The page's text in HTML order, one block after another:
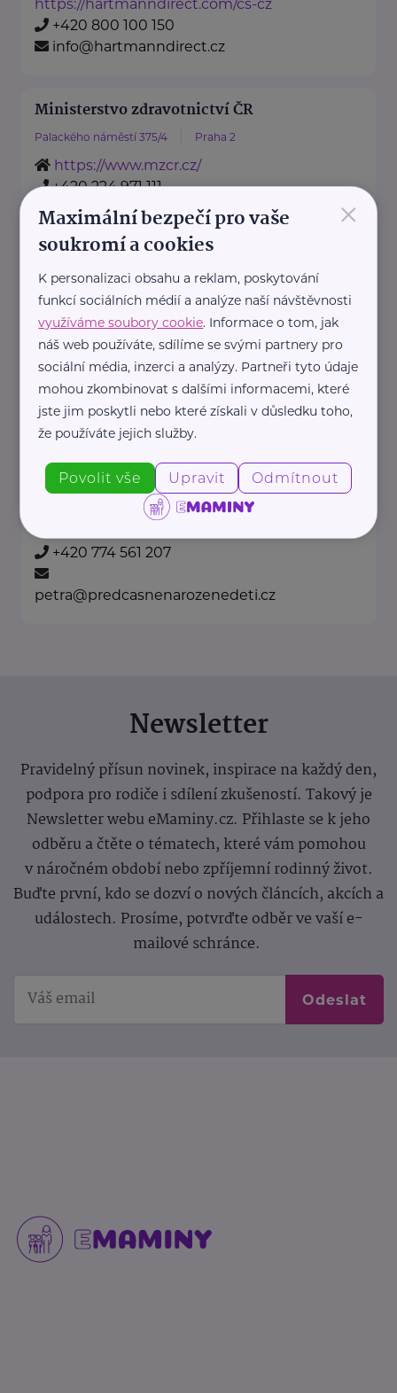
https://hartmanndirect.com/cs-cz
+420 800 100 150
info@hartmanndirect.cz
Ministerstvo zdravotnictví ČR
Palackého náměstí 375/4 Praha 2
https://www.mzcr.cz/
+420 224 971 111
mzcr@mzcr.cz
Nadační fond pro předčasně
narozené děti
Podolské nábřeží 157/36 Praha 4
Nadační fond pro předčasně
narozené děti je nezisková
organizace
, která pomáhá rodinám
předčasně narozených dětí.
Fond ...
https://predcasnenarozenedeti.cz/
+420 774 561 207
petra@predcasnenarozenedeti.cz
Newsletter
Pravidelný přísun novinek, inspirace na každý den,
podpora pro rodiče i sdílení zkušeností. Takový je
Newsletter webu eMaminy.cz. Přihlaste se k jeho
odběru a čtěte o tématech, které vám pomohou
v náročném období nebo zpříjemní rodinný život.
Buďte první, kdo se dozví o nových článcích, akcích a
událostech. Prosíme, potvrďte odběr ve vaší e-
mailové schránce.
Odeslat
×
Maximální bezpečí pro vaše
soukromí a cookies
K personalizaci obsahu a reklam, poskytování
funkcí sociálních médií a analýze naší návštěvnosti
využíváme soubory cookie. Informace o tom, jak
náš web používáte, sdílíme se svými partnery pro
sociální média, inzerci a analýzy. Partneři tyto údaje
mohou zkombinovat s dalšími informacemi, které
jste jim poskytli nebo které získali v důsledku toho,
že používáte jejich služby.
Povolit vše Upravit Odmítnout